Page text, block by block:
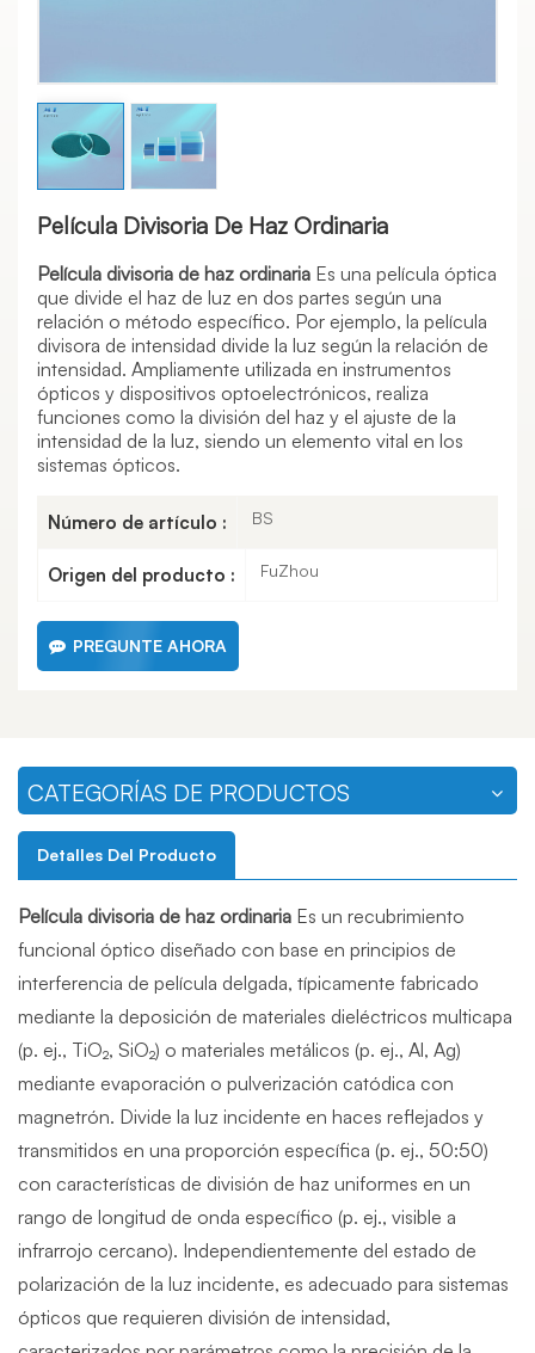
Película Divisoria De Haz Ordinaria
Película divisoria de haz ordinaria Es una película óptica
que divide el haz de luz en dos partes según una
relación o método específico. Por ejemplo, la película
divisora ​​de intensidad divide la luz según la relación de
intensidad. Ampliamente utilizada en instrumentos
ópticos y dispositivos optoelectrónicos, realiza
funciones como la división del haz y el ajuste de la
intensidad de la luz, siendo un elemento vital en los
sistemas ópticos.
Número de artículo : BS
Origen del producto : FuZhou
PREGUNTE AHORA
CATEGORÍAS DE PRODUCTOS
Detalles Del Producto
Película divisoria de haz ordinaria Es un recubrimiento
funcional óptico diseñado con base en principios de
interferencia de película delgada, típicamente fabricado
mediante la deposición de materiales dieléctricos multicapa
(p. ej., TiO₂, SiO₂) o materiales metálicos (p. ej., Al, Ag)
mediante evaporación o pulverización catódica con
magnetrón. Divide la luz incidente en haces reflejados y
transmitidos en una proporción específica (p. ej., 50:50)
con características de división de haz uniformes en un
rango de longitud de onda específico (p. ej., visible a
infrarrojo cercano). Independientemente del estado de
polarización de la luz incidente, es adecuado para sistemas
ópticos que requieren división de intensidad,